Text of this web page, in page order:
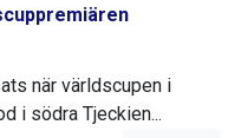
när världscupen i
i södra Tjeckien...